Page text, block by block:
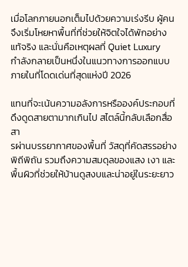
เมื่อโลกภายนอกเต็มไปด้วยความเร่งรีบ ผู้คน
จึงเริ่มโหยหาพื้นที่ที่ช่วยให้จิตใจได้พักอย่าง
แท้จริง และนั่นคือเหตุผลที่ Quiet Luxury
กำลังกลายเป็นหนึ่งในแนวทางการออกแบบ
ภายในที่โดดเด่นที่สุดแห่งปี 2026
แทนที่จะเน้นความอลังการหรือองค์ประกอบที่
ดึงดูดสายตามากเกินไป สไตล์นี้กลับเลือกสื่อ
สา
รผ่านบรรยากาศของพื้นที่ วัสดุที่คัดสรรอย่าง
พิถีพิถัน รวมถึงความสมดุลของแสง เงา และ
พื้นผิวที่ช่วยให้บ้านดูสงบและน่าอยู่ในระยะยาว